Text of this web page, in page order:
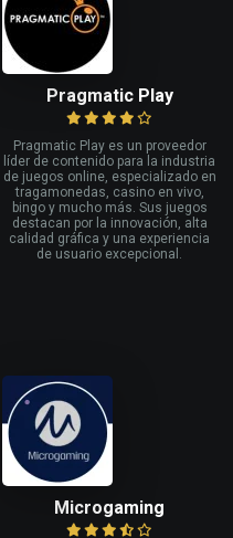
Pragmatic Play
Pragmatic Play es un proveedor
líder de contenido para la industria
de juegos online, especializado en
tragamonedas, casino en vivo,
bingo y mucho más. Sus juegos
destacan por la innovación, alta
calidad gráfica y una experiencia
de usuario excepcional.
Microgaming